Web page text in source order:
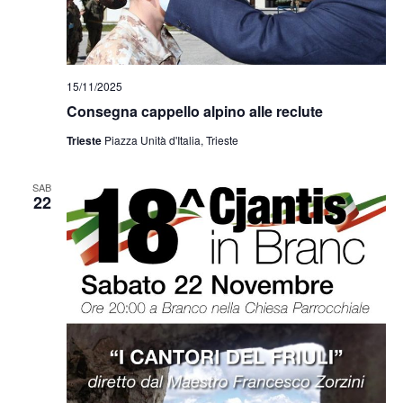
Consegna cappello alpino alle reclute
15/11/2025
Trieste Piazza Unità d'Italia, Trieste
SAB
22